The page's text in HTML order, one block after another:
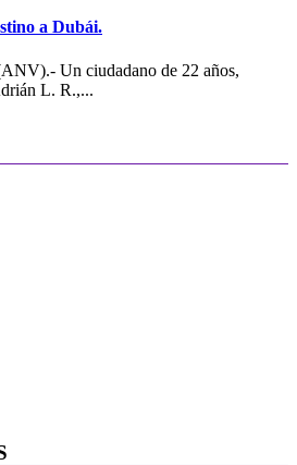
a Dubái.
Un ciudadano de 22 años,
L. R.,...